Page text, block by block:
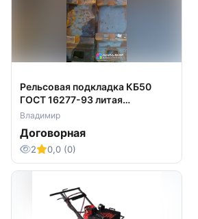
Рельсовая подкладка КБ50
ГОСТ 16277-93 литая
предлагаем к отгрузке
Владимир
Договорная
2 0,0 (0)